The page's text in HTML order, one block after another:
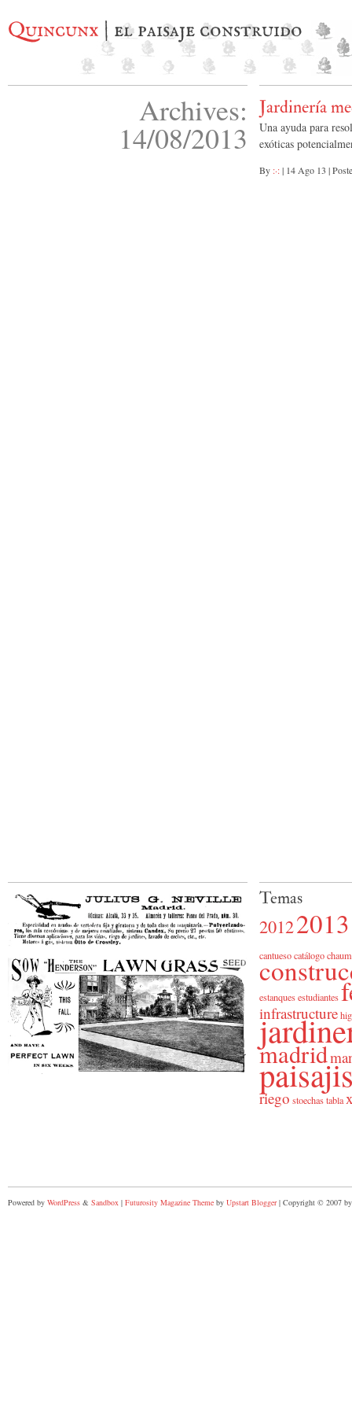
Quincunx | el paisaje construido
Archives:
14/08/2013
Jardinería
Una ayuda para
exóticas
By :·:| 14 Ago 13 |
Temas
20122013
cantuesocatálogo
estanquesestudiantes
infrastructure
madrid
riego stoechastabla
Powered by WordPress & Sandbox | Futurosity Magazine Theme by Upstart Blogger| Copyright © 2007 by